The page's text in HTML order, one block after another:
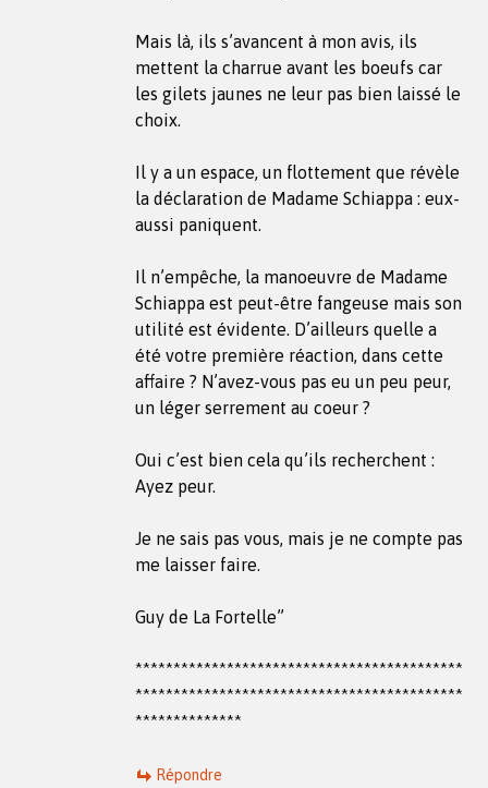
Mais là, ils s’avancent à mon avis, ils
mettent la charrue avant les boeufs car
les gilets jaunes ne leur pas bien laissé le
choix.
Il y a un espace, un flottement que révèle
la déclaration de Madame Schiappa : eux-
aussi paniquent.
Il n’empêche, la manoeuvre de Madame
Schiappa est peut-être fangeuse mais son
utilité est évidente. D’ailleurs quelle a
été votre première réaction, dans cette
affaire ? N’avez-vous pas eu un peu peur,
un léger serrement au coeur ?
Oui c’est bien cela qu’ils recherchent :
Ayez peur.
Je ne sais pas vous, mais je ne compte pas
me laisser faire.
Guy de La Fortelle”
*******************************************
*******************************************
**************
Répondre